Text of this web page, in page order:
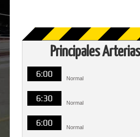
Principales Arterias
6:00 Normal
6:30 Normal
6:00 Normal